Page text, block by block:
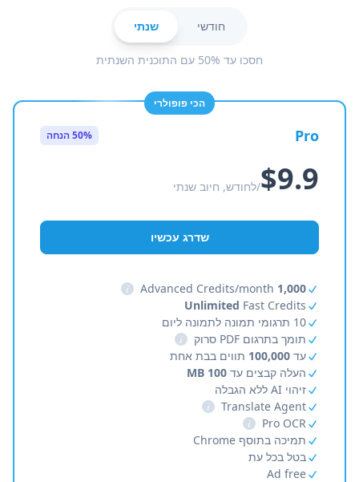
חודשי שנתי
חסכו עד 50% עם התוכנית השנתית
הכי פופולרי
Pro 50% הנחה
$9.9/לחודש, חיוב שנתי
שדרג עכשיו
1,000
i
Unlimited Fast Credits
10 תרגומי תמונה לתמונה ליום
תומך בתרגום PDF סרוק
i
עד 100,000 תווים בבת אחת
העלה קבצים עד 100 MB
זיהוי AI ללא הגבלה
Translate Agent
i
Pro OCR
i
תמיכה בתוסף Chrome
בטל בכל עת
Ad free